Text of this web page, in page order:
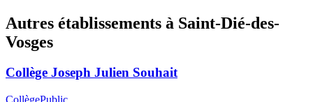
Autres établissements à Saint-Dié-des-
Vosges
Collège Joseph Julien Souhait